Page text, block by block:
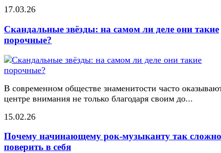
17.03.26
Скандальные звёзды: на самом ли деле они такие
порочные?
В современном обществе знаменитости часто
центре внимания не только благодаря своим до...
15.02.26
Почему начинающему рок-музыканту так сложно
поверить в себя